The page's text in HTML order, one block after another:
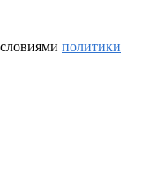
политики